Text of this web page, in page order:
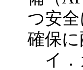
つ安
確保に
イ．